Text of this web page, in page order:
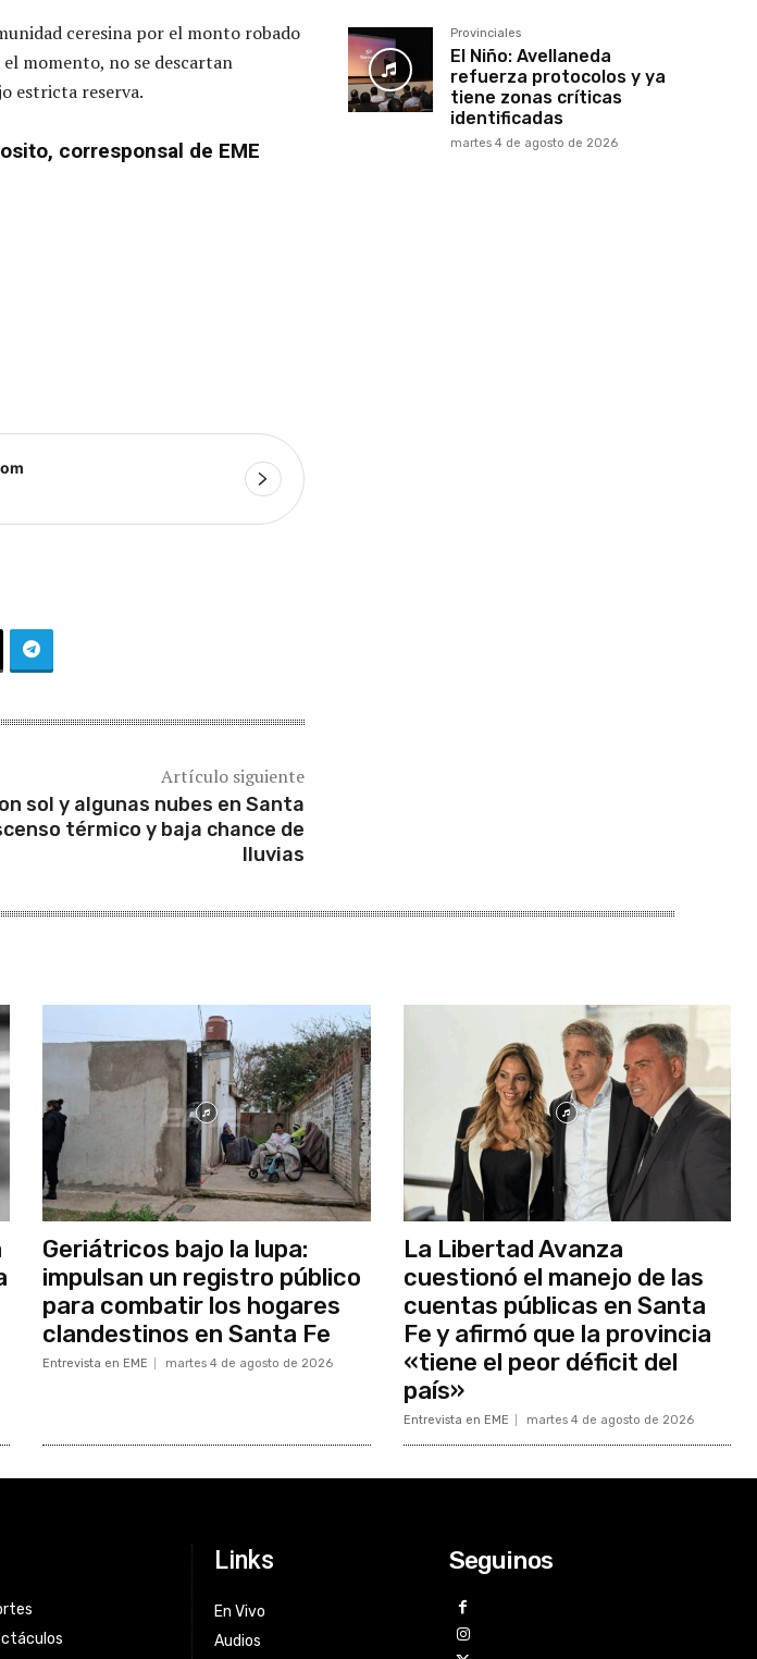
ceresina por el monto robado
momento, no se descartan
estricta reserva.
corresponsal de EME
Artículo siguiente
sol y algunas nubes en Santa
térmico y baja chance de
lluvias
Provinciales
El Niño: Avellaneda
refuerza protocolos y ya
tiene zonas críticas
identificadas
martes 4 de agosto de 2026
Geriátricos bajo la lupa:
impulsan un registro público
para combatir los hogares
clandestinos en Santa Fe
Entrevista en EME martes 4 de agosto de 2026
La Libertad Avanza
cuestionó el manejo de las
cuentas públicas en Santa
Fe y afirmó que la provincia
«tiene el peor déficit del
país»
Entrevista en EME martes 4 de agosto de 2026
Links
En Vivo
Audios
Seguinos